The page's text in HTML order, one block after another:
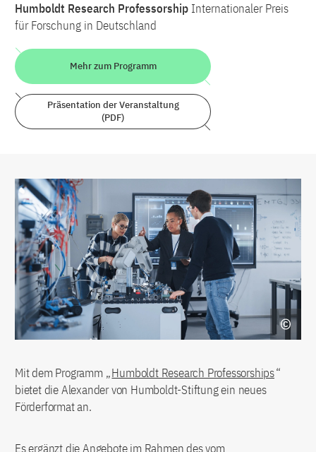
Humboldt Research Professorship Internationaler Preis
für Forschung in Deutschland
Mehr zum Programm
Präsentation der Veranstaltung
(PDF)
Mit dem Programm „Humboldt Research Professorships“
bietet die Alexander von Humboldt-Stiftung ein neues
Förderformat an.
Es ergänzt die Angebote im Rahmen des vom